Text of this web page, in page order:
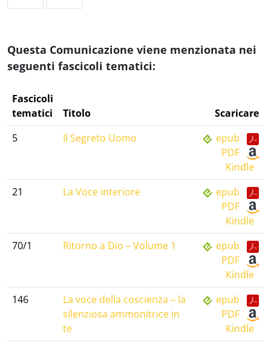
Questa Comunicazione viene menzionata nei
seguenti fascicoli tematici:
Fascicoli
tematici
Titolo
Scaricare
5
Il Segreto Uomo
epub
PDF
Kindle
21
La Voce interiore
epub
PDF
Kindle
70/1
Ritorno a Dio – Volume 1
epub
PDF
Kindle
146
La voce della coscienza – la
silenziosa ammonitrice in
te
epub
PDF
Kindle